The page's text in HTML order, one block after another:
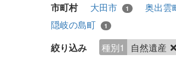
市町村 大田市 1 奥出雲
隠岐の島町 1
絞り込み 種別1 自然遺産